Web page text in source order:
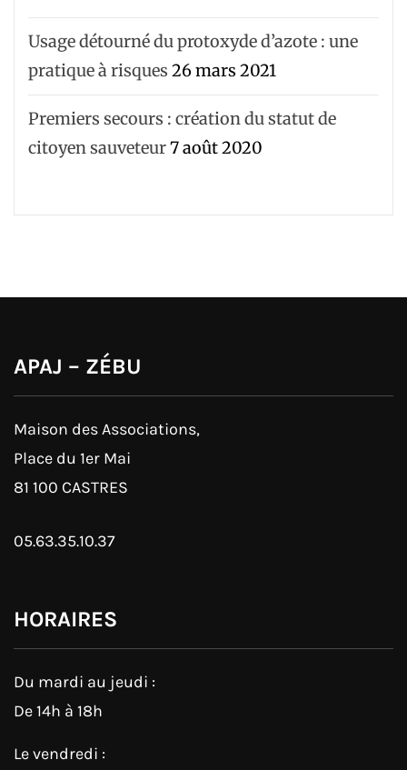
Usage détourné du protoxyde d’azote : une
pratique à risques 26 mars 2021
Premiers secours : création du statut de
citoyen sauveteur7 août 2020
APAJ – ZÉBU
Maison des Associations,
Place du 1er Mai
81 100 CASTRES
05.63.35.10.37
HORAIRES
Du mardi au jeudi :
De 14h à 18h
Le vendredi :